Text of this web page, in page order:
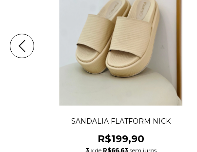
SANDALIA FLATFORM NICK
R$199,90
3 x de R$66,63 sem juros